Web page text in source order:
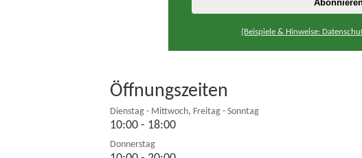
(Beispiele & Hinweise:
Öffnungszeiten
Dienstag - Mittwoch, Freitag - Sonntag
10:00 - 18:00
Donnerstag